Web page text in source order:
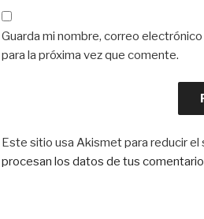
Guarda mi nombre, correo
para la próxima vez que comente.
Este sitio usa Akismet para reducir el
procesan los datos de tus